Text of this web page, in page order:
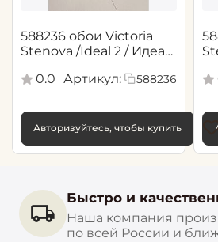
588236 обои Victoria
Stenova /Ideal 2 / Идеал
0.0 Артикул: 588236
Авторизуйтесь, чтобы купить
Быстро и
Наша компания
по всей России и